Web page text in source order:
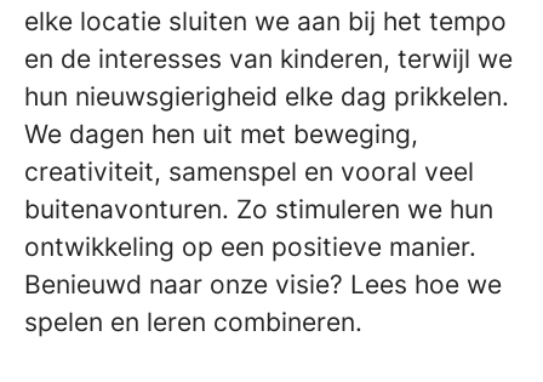
elke locatie sluiten we aan bij het tempo
en de interesses van kinderen, terwijl we
hun nieuwsgierigheid elke dag prikkelen.
We dagen hen uit met beweging,
creativiteit, samenspel en vooral veel
buitenavonturen. Zo stimuleren we hun
ontwikkeling op een positieve manier.
Benieuwd naar onze visie? Lees hoe we
spelen en leren combineren.